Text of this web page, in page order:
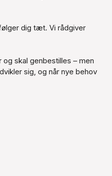
dig tæt. Vi rådgiver
og skal genbestilles – men
sig, og når nye behov